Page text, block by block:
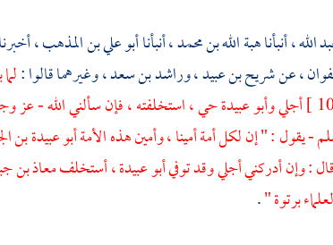
الله ،أنبأناهبة الله بن محمد ،أنبأناأبو علي بن المذهب ،
،عنشريح بن عبيد ،وراشد بن سعد ،وغيرهما قالوا :
أجليوأبو عبيدةحي ، استخلفته ، فإن سألني الله - عز
يقول : " إن لكل أمة أمينا ، وأمين هذه الأمةأبو عبيدة بن
: وإن أدركني أجلي وقد توفيأبو عبيدة ،أستخلفمعاذ بن
برتوة ".